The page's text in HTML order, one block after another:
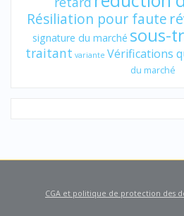
Résiliation pour faute
signature du marché sous-
traitant variante Vérifications
du marché
CGA et politique de protection des